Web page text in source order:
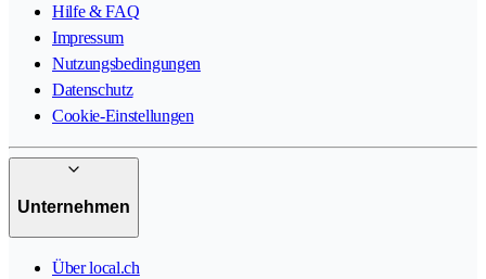
Hilfe & FAQ
Impressum
Nutzungsbedingungen
Datenschutz
Cookie-Einstellungen
Unternehmen
Über local.ch